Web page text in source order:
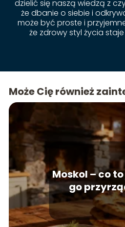
dzielić się naszą wiedzą z
że dbanie o siebie i
może być proste i
że zdrowy styl życia
Może Cię również
Moskol – co
go